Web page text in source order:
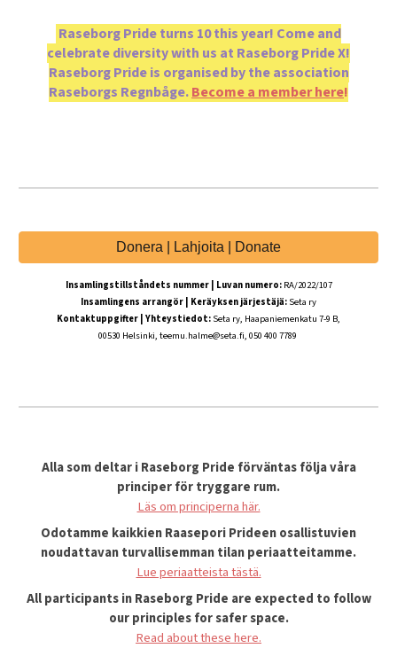
Raseborg Pride turns 10 this year! Come and
celebrate diversity with us at Raseborg Pride X!
Raseborg Pride is organised by the association
Raseborgs Regnbåge.Become a member here!
Donera | Lahjoita | Donate
Insamlingstillståndets nummer | Luvan numero:RA/2022/107
Insamlingens arrangör | Keräyksen järjestäjä: Seta ry
Kontaktuppgifter | Yhteystiedot: Seta ry, Haapaniemenkatu 7-9 B,
00530 Helsinki, teemu.halme@seta.fi, 050 400 7789
Alla som deltar i Raseborg Pride förväntas följa våra
principer för tryggare rum.
Läs om principerna här.
Odotamme kaikkien Raasepori Prideen osallistuvien
noudattavan turvallisemman tilan periaatteitamme.
Lue periaatteista tästä.
All participants in Raseborg Pride are expected to follow
our principles for safer space.
Read about these here.